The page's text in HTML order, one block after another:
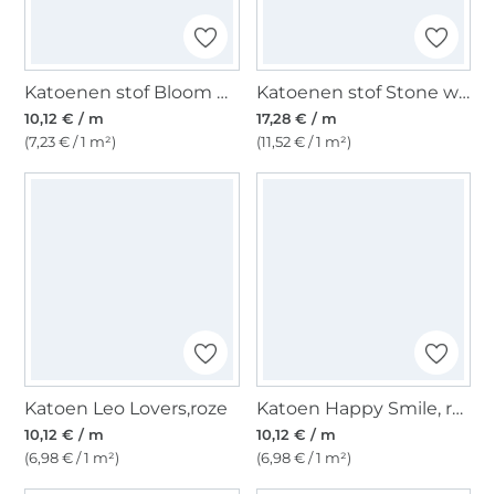
Katoenen stof Bloom & Birds, oudroze
10,12 € / m
(7,23 € / 1 m²)
Katoenen stof Stone washed Fibre Mood, crèmekleurig
17,28 € / m
(11,52 € / 1 m²)
Katoen Leo Lovers,roze
10,12 € / m
(6,98 € / 1 m²)
Katoen Happy Smile, roze
10,12 € / m
(6,98 € / 1 m²)